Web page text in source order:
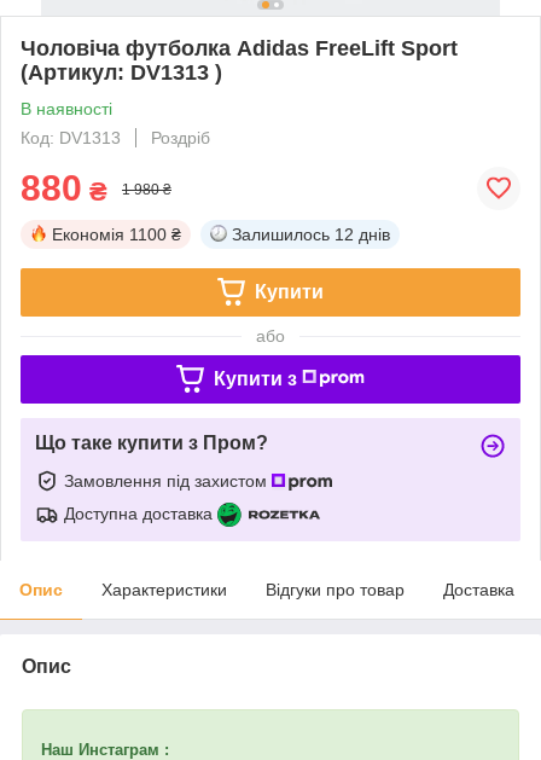
Чоловіча футболка Adidas FreeLift Sport
(Артикул: DV1313 )
В наявності
Код: DV1313
Роздріб
880 ₴ 1 980 ₴
Економія 1100 ₴ Залишилось 12 днів
Купити
або
Купити з
Що таке купити з Пром?
Замовлення під захистом
Доступна доставка
Опис Характеристики Відгуки про товар Доставка
Опис
Наш Инстаграм :